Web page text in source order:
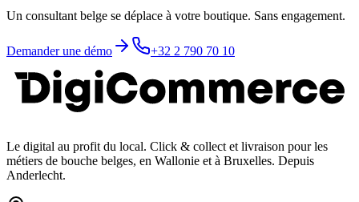
Un consultant belge se déplace à votre boutique. Sans engagement.
Demander une démo +32 2 790 70 10
Le digital au profit du local. Click & collect et livraison pour les
métiers de bouche belges, en Wallonie et à Bruxelles. Depuis
Anderlecht.